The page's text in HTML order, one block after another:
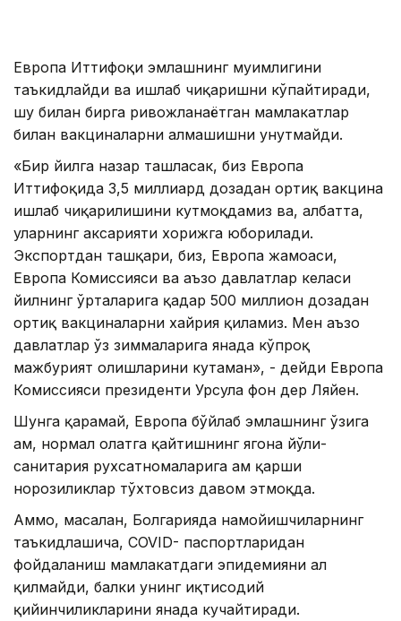
Европа Иттифоқи эмлашнинг муҳимлигини
таъкидлайди ва ишлаб чиқаришни кўпайтиради,
шу билан бирга ривожланаётган мамлакатлар
билан вакциналарни алмашишни унутмайди.
«Бир йилга назар ташласак, биз Европа
Иттифоқида 3,5 миллиард дозадан ортиқ вакцина
ишлаб чиқарилишини кутмоқдамиз ва, албатта,
уларнинг аксарияти хорижга юборилади.
Экспортдан ташқари, биз, Европа жамоаси,
Европа Комиссияси ва аъзо давлатлар келаси
йилнинг ўрталарига қадар 500 миллион дозадан
ортиқ вакциналарни хайрия қиламиз. Мен аъзо
давлатлар ўз зиммаларига янада кўпроқ
мажбурият олишларини кутаман», - дейди Европа
Комиссияси президенти Урсула фон дер Ляйен.
Шунга қарамай, Европа бўйлаб эмлашнинг ўзига
ҳам, нормал ҳолатга қайтишнинг ягона йўли-
санитария рухсатномаларига ҳам қарши
норозиликлар тўхтовсиз давом этмоқда.
Aммо, масалан, Болгарияда намойишчиларнинг
таъкидлашича, COVID- паспортларидан
фойдаланиш мамлакатдаги эпидемияни ҳал
қилмайди, балки унинг иқтисодий
қийинчиликларини янада кучайтиради.